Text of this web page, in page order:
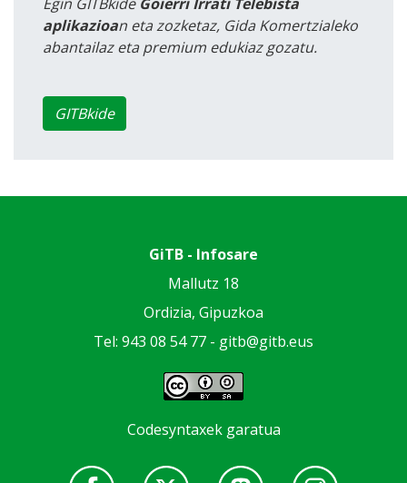
aplikazioan eta zozketaz, Gida Komertzialeko
abantailaz eta premium edukiaz gozatu.
GITBkide
GiTB - Infosare
Mallutz 18
Ordizia, Gipuzkoa
Tel: 943 08 54 77 - gitb@gitb.eus
Codesyntaxek garatua